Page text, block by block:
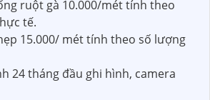
ruột gà 10.000/mét tính theo
tế.
15.000/ mét tính theo số lượng
24 tháng đầu ghi hình, camera